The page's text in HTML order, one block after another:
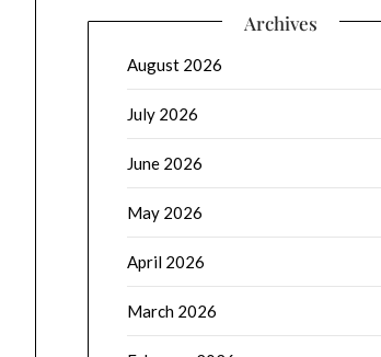
Archives
August 2026
July 2026
June 2026
May 2026
April 2026
March 2026